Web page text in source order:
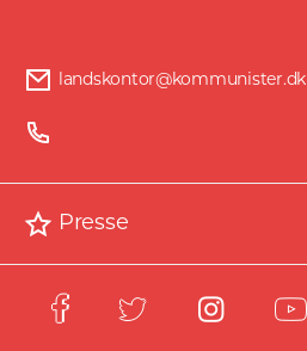
landskontor@kommunister.dk
Presse